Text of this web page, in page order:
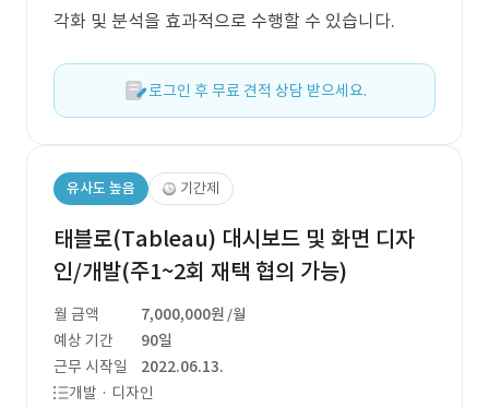
각화 및 분석을 효과적으로 수행할 수 있습니다.
로그인 후 무료 견적 상담 받으세요.
유사도 높음 기간제
태블로(Tableau) 대시보드 및 화면 디자
인/개발(주1~2회 재택 협의 가능)
월 금액 7,000,000원 /월
예상 기간
90일
근무 시작일
2022.06.13.
개발 · 디자인